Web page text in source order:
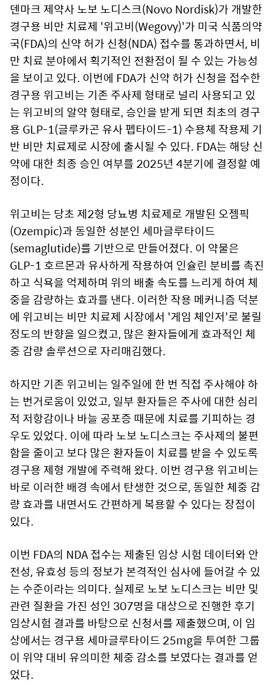
덴마크 제약사 노보 노디스크(Novo Nordisk)가 개발한
경구용 비만 치료제 '위고비(Wegovy)'가 미국 식품의약
국(FDA)의 신약 허가 신청(NDA) 접수를 통과하면서, 비
만 치료 분야에서 획기적인 전환점이 될 수 있는 가능성
을 보이고 있다. 이번에 FDA가 신약 허가 신청을 접수한
경구용 위고비는 기존 주사제 형태로 널리 사용되고 있
는 위고비의 알약 형태로, 승인을 받게 되면 최초의 경구
용 GLP-1(글루카곤 유사 펩타이드-1) 수용체 작용제 기
반 비만 치료제로 시장에 출시될 수 있다. FDA는 해당 신
약에 대한 최종 승인 여부를 2025년 4분기에 결정할 예
정이다.
위고비는 당초 제2형 당뇨병 치료제로 개발된 오젬픽
(Ozempic)과 동일한 성분인 세마글루타이드
(semaglutide)를 기반으로 만들어졌다. 이 약물은
GLP-1 호르몬과 유사하게 작용하여 인슐린 분비를 촉진
하고 식욕을 억제하며 위의 배출 속도를 느리게 하여 체
중을 감량하는 효과를 낸다. 이러한 작용 메커니즘 덕분
에 위고비는 비만 치료제 시장에서 '게임 체인저'로 불릴
정도의 반향을 일으켰고, 많은 환자들에게 효과적인 체
중 감량 솔루션으로 자리매김했다.
하지만 기존 위고비는 일주일에 한 번 직접 주사해야 하
는 번거로움이 있었고, 일부 환자들은 주사에 대한 심리
적 저항감이나 바늘 공포증 때문에 치료를 기피하는 경
우도 있었다. 이에 따라 노보 노디스크는 주사제의 불편
함을 줄이고 보다 많은 환자들이 치료를 받을 수 있도록
경구용 제형 개발에 주력해 왔다. 이번 경구용 위고비는
바로 이러한 배경 속에서 탄생한 것으로, 동일한 체중 감
량 효과를 내면서도 간편하게 복용할 수 있다는 장점이
있다.
이번 FDA의 NDA 접수는 제출된 임상 시험 데이터와 안
전성, 유효성 등의 정보가 본격적인 심사에 들어갈 수 있
는 수준이라는 의미다. 실제로 노보 노디스크는 비만 및
관련 질환을 가진 성인 307명을 대상으로 진행한 후기
임상시험 결과를 바탕으로 신청서를 제출했으며, 이 임
상에서는 경구용 세마글루타이드 25mg을 투여한 그룹
이 위약 대비 유의미한 체중 감소를 보였다는 결과를 얻
었다.